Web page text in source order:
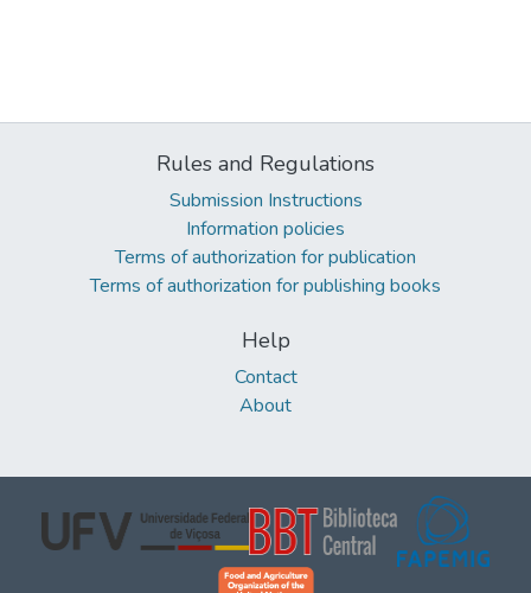
Rules and Regulations
Submission Instructions
Information policies
Terms of authorization for publication
Terms of authorization for publishing books
Help
Contact
About